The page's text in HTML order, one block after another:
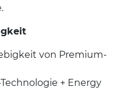
von Premium-
+ Energy